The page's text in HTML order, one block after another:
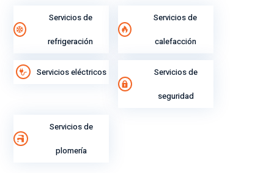
Servicios de
refrigeración
Servicios de
calefacción
Servicios eléctricos Servicios de
seguridad
Servicios de
plomería